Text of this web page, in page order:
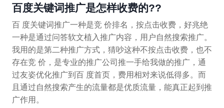
百度关键词推广是怎样收费的??
百 度关键词推广一种是竞 价排名，按点击收费，好兆绝
一种是通过问答软文植入推广内容，用户自然搜索推广。
我用的是第二种推广方式，猜吵这种不按点击收费，也不
存在竞 价，是专业的推广公司推一手给我做的推广，通
过友姿优化推广到百 度首页，费用相对来说低得多。而
且通过自然搜索产生的流量都是优质流量，能真正起到推
广作用。